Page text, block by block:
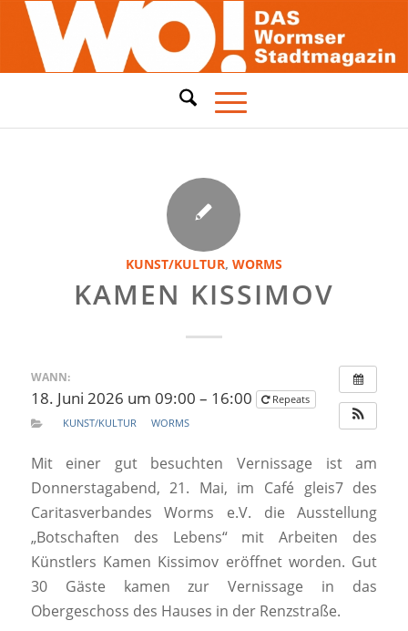
KUNST/KULTUR, WORMS
KAMEN KISSIMOV
WANN:
18. Juni 2026 um 09:00 – 16:00
Repeats
KUNST/KULTUR
WORMS
Mit einer gut besuchten Vernissage ist am
Donnerstagabend, 21. Mai, im Café gleis7 des
Caritasverbandes Worms e.V. die Ausstellung
„Botschaften des Lebens“ mit Arbeiten des
Künstlers Kamen Kissimov eröffnet worden. Gut
30 Gäste kamen zur Vernissage in das
Obergeschoss des Hauses in der Renzstraße.